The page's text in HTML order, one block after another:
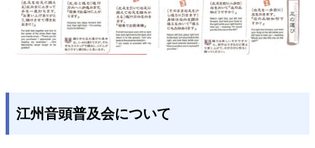
江州音頭普及会について